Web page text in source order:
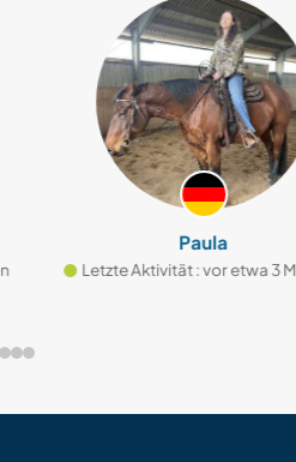
Letzte Aktivität : vor etwa 3 Minuten